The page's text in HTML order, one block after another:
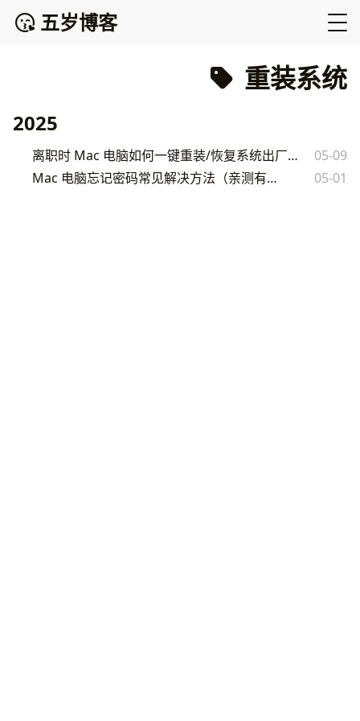
五岁博客
重装系统
2025
离职时 Mac 电脑如何一键重装/恢复系统出厂设置（适合纯小白）
05-09
Mac 电脑忘记密码常见解决方法（亲测有效）
05-01